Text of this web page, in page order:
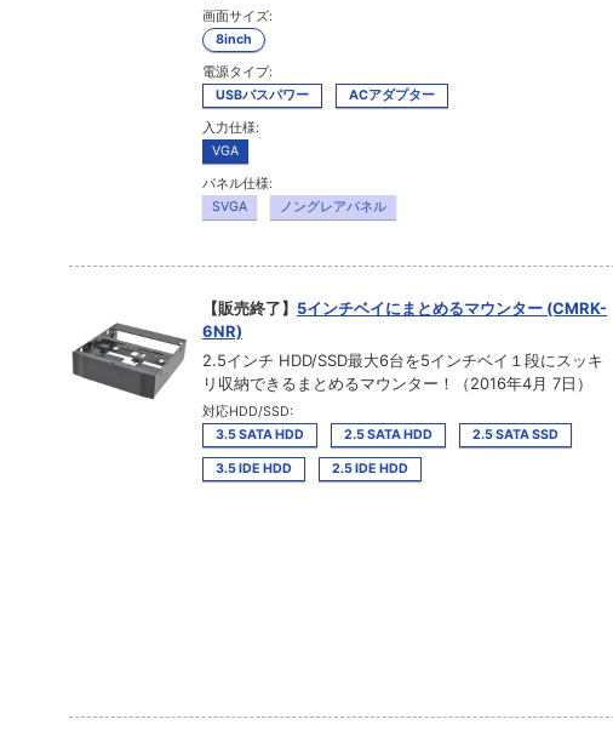
画面サイズ:
8inch
電源タイプ:
USBバスパワー
ACアダプター
入力仕様:
VGA
パネル仕様:
SVGA
ノングレアパネル
【販売終了】 5インチベイにまとめるマウンター (CMRK-
6NR)
2.5インチ HDD/SSD最大6台を5インチベイ１段にスッキ
リ収納できるまとめるマウンター！（2016年4月 7日）
対応HDD/SSD:
3.5 SATA HDD
2.5 SATA HDD 2.5 SATA SSD
3.5 IDE HDD 2.5 IDE HDD